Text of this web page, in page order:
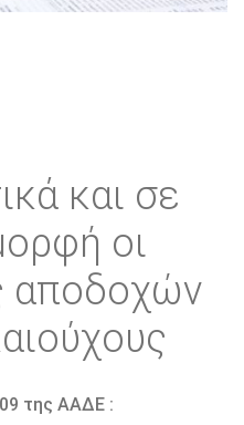
και σε
οι
αποδοχών
της ΑΑΔΕ :